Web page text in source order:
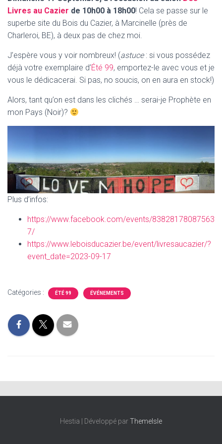
Livres au Cazier de 10h00 à 18h00! Cela se passe sur le
superbe site du Bois du Cazier, à Marcinelle (près de
Charleroi, BE), à deux pas de chez moi.
J’espère vous y voir nombreux! (astuce: si vous possédez
déjà votre exemplaire d’Été 99, emportez-le avec vous et je
vous le dédicacerai. Si pas, no soucis, on en aura en stock!)
Alors, tant qu’on est dans les clichés … serai-je Prophète en
mon Pays (Noir)?
Plus d’infos:
https://www.facebook.com/events/83828178087563
7/
https://www.leboisducazier.be/event/livresaucazier/?
event_date=2023-09-17
Catégories : ÉTÉ 99 ÉVÉNEMENTS
Hestia | Développé parThemeIsle